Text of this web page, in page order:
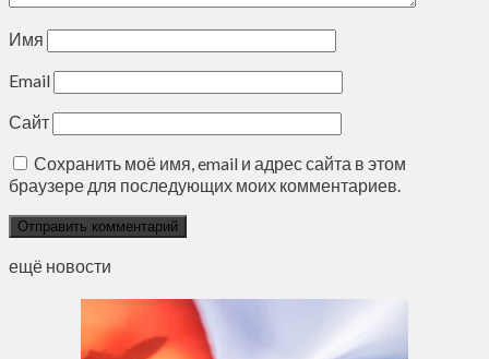
Имя
Email
Сайт
Сохранить моё имя, email и адрес сайта в этом
браузере для последующих моих комментариев.
ещё новости